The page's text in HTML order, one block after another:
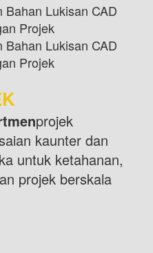
Bahan Lukisan CAD
Projek
Bahan Lukisan CAD
Projek
projek
kaunter dan
untuk ketahanan,
projek berskala